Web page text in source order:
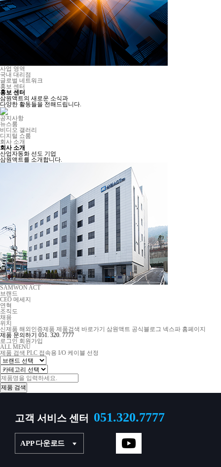
사업 영역
국내 대리점
글로벌 네트워크
홍보 센터
홍보 센터
삼원액트의 새로운 소식과
다양한 활동들을 전해드립니다.
공지사항
뉴스룸
비디오 갤러리
디지털 쇼룸
회사 소개
회사 소개
산업자동화 선도 기업
삼원액트를 소개합니다.
SAMWON ACT
브랜드
CEO 메세지
연혁
조직도
채용
위치
신제품 해외인증제품 제품검색 바로가기 삼원액트 공식블로그 넥스파 홈페이지
제품 문의하기 051. 320. 7777
로그인 회원가입
ALL MENU
제품 검색 PLC 접속용 I/O 케이블 선정
고객 서비스 센터 051.320.7777
APP 다운로드